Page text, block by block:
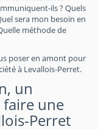
ils ? Quels
sera mon besoin en
méthode de
poser en amont pour
à Levallois-Perret.
un
une
Perret